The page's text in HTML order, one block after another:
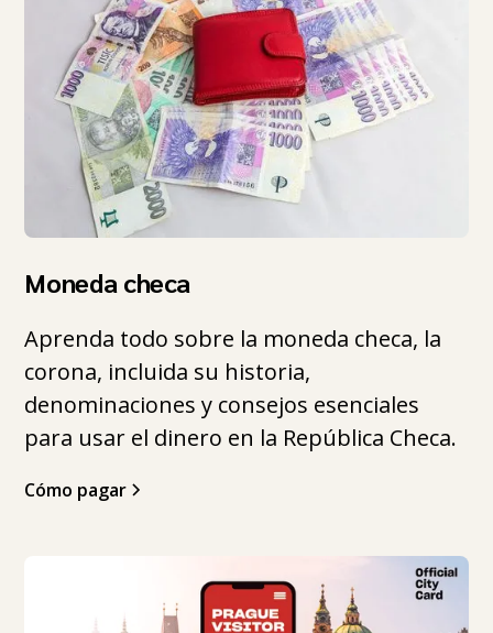
Moneda checa
Aprenda todo sobre la moneda checa, la
corona, incluida su historia,
denominaciones y consejos esenciales
para usar el dinero en la República Checa.
Cómo pagar